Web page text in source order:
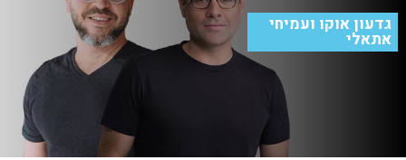
גדעון אוקו ועמיחי
אתאלי